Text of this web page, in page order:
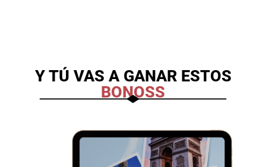
Y TÚ VAS A GANAR ESTOS
BONOSS